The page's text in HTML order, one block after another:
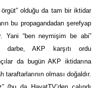
örgüt” olduğu da tam bir iktidar
bu propagandadan şerefyap
Yani “ben neymişim be abi”
darbe, AKP karşıtı ordu
da bugün AKP iktidarına
taraftarlarının olması doğaldır.